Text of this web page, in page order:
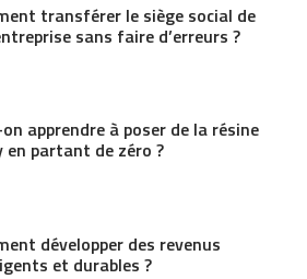
transférer le siège social de
sans faire d’erreurs ?
apprendre à poser de la résine
en partant de zéro ?
développer des revenus
et durables ?